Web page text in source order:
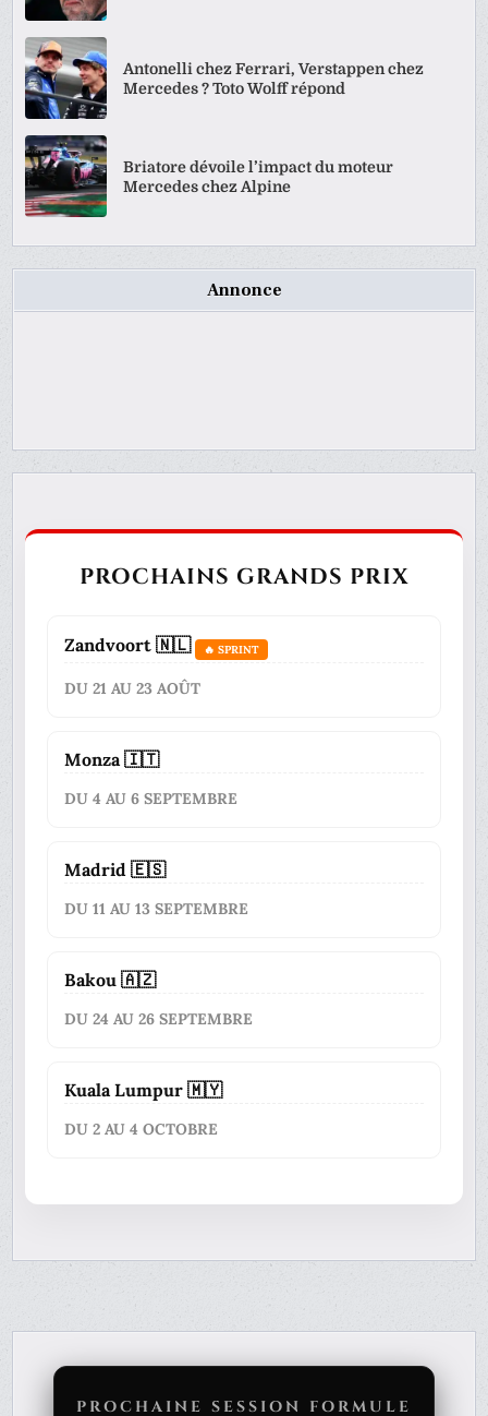
Antonelli chez Ferrari, Verstappen chez
Mercedes ? Toto Wolff répond
Briatore dévoile l’impact du moteur
Mercedes chez Alpine
Annonce
PROCHAINS GRANDS PRIX
Zandvoort 🇳🇱 🔥 SPRINT
DU 21 AU 23 AOÛT
Monza 🇮🇹
DU 4 AU 6 SEPTEMBRE
Madrid 🇪🇸
DU 11 AU 13 SEPTEMBRE
Bakou 🇦🇿
DU 24 AU 26 SEPTEMBRE
Kuala Lumpur 🇲🇾
DU 2 AU 4 OCTOBRE
PROCHAINE SESSION FORMULE